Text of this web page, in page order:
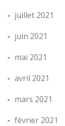
juillet 2021
juin 2021
mai 2021
avril 2021
mars 2021
février 2021